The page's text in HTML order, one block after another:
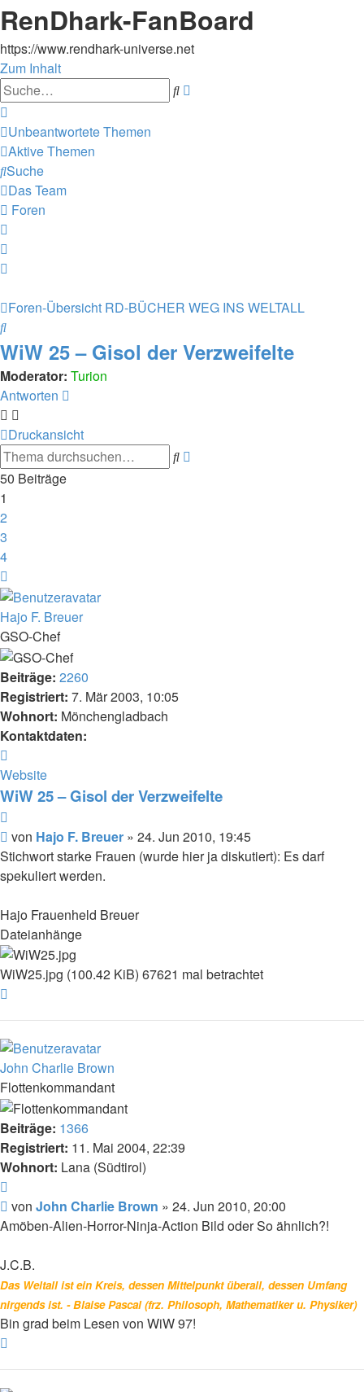
RenDhark-FanBoard
https://www.rendhark-universe.net
Zum Inhalt
Suche
Unbeantwortete Themen
Aktive Themen
Suche
Das Team
Foren
Foren-Übersicht RD-BÜCHER WEG INS WELTALL
Suche
WiW 25 – Gisol der Verzweifelte
Moderator: Turion
Antworten
Druckansicht
Suche
50 Beiträge
1
2
3
4
Hajo F. Breuer
GSO-Chef
Beiträge: 2260
Registriert: 7. Mär 2003, 10:05
Wohnort: Mönchengladbach
Kontaktdaten:
von
Hajo
Breuer
Website
WiW 25 – Gisol der Verzweifelte
Beitrag
von Hajo F. Breuer » 24. Jun 2010, 19:45
Stichwort starke Frauen (wurde hier ja diskutiert): Es darf
spekuliert werden.
Hajo Frauenheld Breuer
Dateianhänge
WiW25.jpg (100.42 KiB) 67621 mal betrachtet
John Charlie Brown
Flottenkommandant
Beiträge: 1366
Registriert: 11. Mai 2004, 22:39
Wohnort: Lana (Südtirol)
Beitrag
von John Charlie Brown » 24. Jun 2010, 20:00
Amöben-Alien-Horror-Ninja-Action Bild oder So ähnlich?!
J.C.B.
Das Weltall ist ein Kreis, dessen Mittelpunkt überall, dessen Umfang
nirgends ist. - Blaise Pascal (frz. Philosoph, Mathematiker u. Physiker)
Bin grad beim Lesen von WiW 97!